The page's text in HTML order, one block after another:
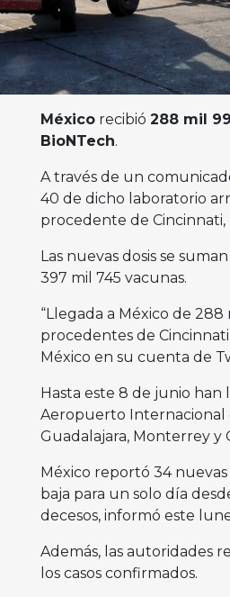
Méxicorecibió 288 mil
BioNTech.
A través de un
40 de dicho laboratorio
procedente de Cincinnati,
Las nuevas dosis se
397 mil 745 vacunas.
“Llegada a México de
procedentes de
México en su cuenta de
Hasta este 8 de junio han
Aeropuerto Internacional
Guadalajara, Monterrey y
México reportó 34
baja para un solo día
decesos, informó este
Además, las autoridades
los casos confirmados.